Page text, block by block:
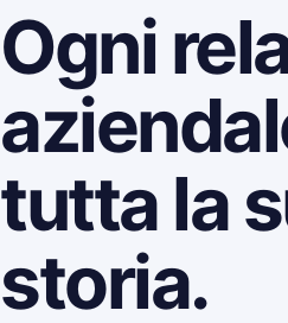
Ogni
tutta la
storia.